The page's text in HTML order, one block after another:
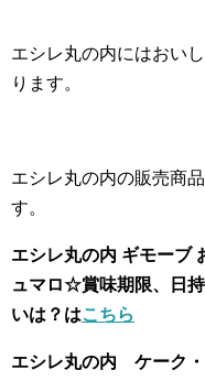
エシレ丸の内にはおい
ります。
エシレ丸の内の販売商
す。
エシレ丸の内 ギモーブ
ュマロ☆賞味期限、日
いは？はこちら
エシレ丸の内 ケーク